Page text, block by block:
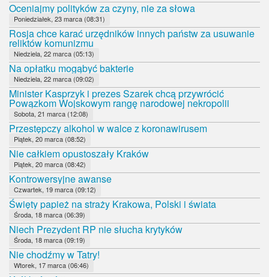
Oceniajmy polityków za czyny, nie za słowa
Poniedziałek, 23 marca (08:31)
Rosja chce karać urzędników innych państw za usuwanie
reliktów komunizmu
Niedziela, 22 marca (05:13)
Na opłatku mogąbyć bakterie
Niedziela, 22 marca (09:02)
Minister Kasprzyk i prezes Szarek chcą przywrócić
Powązkom Wojskowym rangę narodowej nekropolii
Sobota, 21 marca (12:08)
Przestępczy alkohol w walce z koronawirusem
Piątek, 20 marca (08:52)
Nie całkiem opustoszały Kraków
Piątek, 20 marca (08:42)
Kontrowersyjne awanse
Czwartek, 19 marca (09:12)
Święty papież na straży Krakowa, Polski i świata
Środa, 18 marca (06:39)
Niech Prezydent RP nie słucha krytyków
Środa, 18 marca (09:19)
Nie chodźmy w Tatry!
Wtorek, 17 marca (06:46)